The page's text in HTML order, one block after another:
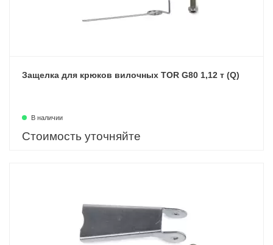
Защелка для крюков вилочных TOR G80 1,12 т (Q)
В наличии
Стоимость уточняйте